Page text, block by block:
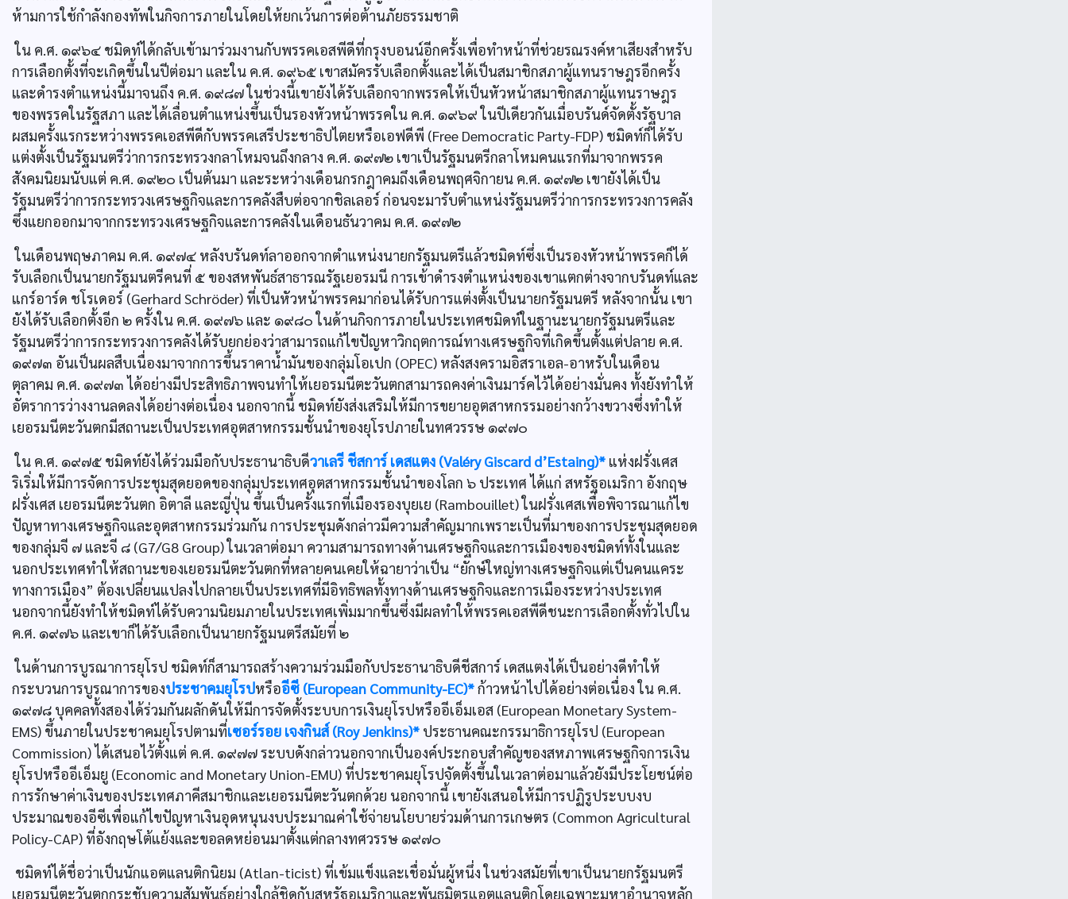
ห้ามการใช้กำลังกองทัพในกิจการภายในโดยให้ยกเว้นการต่อต้านภัยธรรมชาติ
ใน ค.ศ. ๑๙๖๔ ชมิดท์ได้กลับเข้ามาร่วมงานกับพรรคเอสพีดีที่กรุงบอนน์อีกครั้งเพื่อทำหน้าที่ช่วยรณรงค์หาเสียงสำหรับ
การเลือกตั้งที่จะเกิดขึ้นในปีต่อมา และใน ค.ศ. ๑๙๖๕ เขาสมัครรับเลือกตั้งและได้เป็นสมาชิกสภาผู้แทนราษฎรอีกครั้ง
และดำรงตำแหน่งนี้มาจนถึง ค.ศ. ๑๙๘๗ ในช่วงนี้เขายังได้รับเลือกจากพรรคให้เป็นหัวหน้าสมาชิกสภาผู้แทนราษฎร
ของพรรคในรัฐสภา และได้เลื่อนตำแหน่งขึ้นเป็นรองหัวหน้าพรรคใน ค.ศ. ๑๙๖๙ ในปีเดียวกันเมื่อบรันด์จัดตั้งรัฐบาล
ผสมครั้งแรกระหว่างพรรคเอสพีดีกับพรรคเสรีประชาธิปไตยหรือเอฟดีพี (Free Democratic Party-FDP) ชมิดท์ก็ได้รับ
แต่งตั้งเป็นรัฐมนตรีว่าการกระทรวงกลาโหมจนถึงกลาง ค.ศ. ๑๙๗๒ เขาเป็นรัฐมนตรีกลาโหมคนแรกที่มาจากพรรค
สังคมนิยมนับแต่ ค.ศ. ๑๙๒๐ เป็นต้นมา และระหว่างเดือนกรกฎาคมถึงเดือนพฤศจิกายน ค.ศ. ๑๙๗๒ เขายังได้เป็น
รัฐมนตรีว่าการกระทรวงเศรษฐกิจและการคลังสืบต่อจากชิลเลอร์ ก่อนจะมารับตำแหน่งรัฐมนตรีว่าการกระทรวงการคลัง
ซึ่งแยกออกมาจากกระทรวงเศรษฐกิจและการคลังในเดือนธันวาคม ค.ศ. ๑๙๗๒
ในเดือนพฤษภาคม ค.ศ. ๑๙๗๔ หลังบรันดท์ลาออกจากตำแหน่งนายกรัฐมนตรีแล้วชมิดท์ซึ่งเป็นรองหัวหน้าพรรคก็ได้
รับเลือกเป็นนายกรัฐมนตรีคนที่ ๕ ของสหพันธ์สาธารณรัฐเยอรมนี การเข้าดำรงตำแหน่งของเขาแตกต่างจากบรันดท์และ
แกร์อาร์ด ชโรเดอร์ (Gerhard Schröder) ที่เป็นหัวหน้าพรรคมาก่อนได้รับการแต่งตั้งเป็นนายกรัฐมนตรี หลังจากนั้น เขา
ยังได้รับเลือกตั้งอีก ๒ ครั้งใน ค.ศ. ๑๙๗๖ และ ๑๙๘๐ ในด้านกิจการภายในประเทศชมิดท์ในฐานะนายกรัฐมนตรีและ
รัฐมนตรีว่าการกระทรวงการคลังได้รับยกย่องว่าสามารถแก้ไขปัญหาวิกฤตการณ์ทางเศรษฐกิจที่เกิดขึ้นตั้งแต่ปลาย ค.ศ.
๑๙๗๓ อันเป็นผลสืบเนื่องมาจากการขึ้นราคานํ้ามันของกลุ่มโอเปก (OPEC) หลังสงครามอิสราเอล-อาหรับในเดือน
ตุลาคม ค.ศ. ๑๙๗๓ ได้อย่างมีประสิทธิภาพจนทำให้เยอรมนีตะวันตกสามารถคงค่าเงินมาร์คไว้ได้อย่างมั่นคง ทั้งยังทำให้
อัตราการว่างงานลดลงได้อย่างต่อเนื่อง นอกจากนี้ ชมิดท์ยังส่งเสริมให้มีการขยายอุตสาหกรรมอย่างกว้างขวางซึ่งทำให้
เยอรมนีตะวันตกมีสถานะเป็นประเทศอุตสาหกรรมชั้นนำของยุโรปภายในทศวรรษ ๑๙๗๐
ใน ค.ศ. ๑๙๗๕ ชมิดท์ยังได้ร่วมมือกับประธานาธิบดีวาเลรี ชีสการ์ เดสแตง (Valéry Giscard d’Estaing)* แห่งฝรั่งเศส
ริเริ่มให้มีการจัดการประชุมสุดยอดของกลุ่มประเทศอุตสาหกรรมชั้นนำของโลก ๖ ประเทศ ได้แก่ สหรัฐอเมริกา อังกฤษ
ฝรั่งเศส เยอรมนีตะวันตก อิตาลี และญี่ปุ่น ขึ้นเป็นครั้งแรกที่เมืองรองบุยเย (Rambouillet) ในฝรั่งเศสเพื่อพิจารณาแก้ไข
ปัญหาทางเศรษฐกิจและอุตสาหกรรมร่วมกัน การประชุมดังกล่าวมีความสำคัญมากเพราะเป็นที่มาของการประชุมสุดยอด
ของกลุ่มจี ๗ และจี ๘ (G7/G8 Group) ในเวลาต่อมา ความสามารถทางด้านเศรษฐกิจและการเมืองของชมิดท์ทั้งในและ
นอกประเทศทำให้สถานะของเยอรมนีตะวันตกที่หลายคนเคยให้ฉายาว่าเป็น “ยักษ์ใหญ่ทางเศรษฐกิจแต่เป็นคนแคระ
ทางการเมือง” ต้องเปลี่ยนแปลงไปกลายเป็นประเทศที่มีอิทธิพลทั้งทางด้านเศรษฐกิจและการเมืองระหว่างประเทศ
นอกจากนี้ยังทำให้ชมิดท์ได้รับความนิยมภายในประเทศเพิ่มมากขึ้นซึ่งมีผลทำให้พรรคเอสพีดีชนะการเลือกตั้งทั่วไปใน
ค.ศ. ๑๙๗๖ และเขาก็ได้รับเลือกเป็นนายกรัฐมนตรีสมัยที่ ๒
ในด้านการบูรณาการยุโรป ชมิดท์ก็สามารถสร้างความร่วมมือกับประธานาธิบดีชีสการ์ เดสแตงได้เป็นอย่างดีทำให้
กระบวนการบูรณาการของประชาคมยุโรปหรืออีซี (European Community-EC)*ก้าวหน้าไปได้อย่างต่อเนื่อง ใน ค.ศ.
๑๙๗๘ บุคคลทั้งสองได้ร่วมกันผลักดันให้มีการจัดตั้งระบบการเงินยุโรปหรืออีเอ็มเอส (European Monetary System-
EMS) ขึ้นภายในประชาคมยุโรปตามที่เซอร์รอย เจงกินส์ (Roy Jenkins)* ประธานคณะกรรมาธิการยุโรป (European
Commission) ได้เสนอไว้ตั้งแต่ ค.ศ. ๑๙๗๗ ระบบดังกล่าวนอกจากเป็นองค์ประกอบสำคัญของสหภาพเศรษฐกิจการเงิน
ยุโรปหรืออีเอ็มยู (Economic and Monetary Union-EMU) ที่ประชาคมยุโรปจัดตั้งขึ้นในเวลาต่อมาแล้วยังมีประโยชน์ต่อ
การรักษาค่าเงินของประเทศภาคีสมาชิกและเยอรมนีตะวันตกด้วย นอกจากนี้ เขายังเสนอให้มีการปฏิรูประบบงบ
ประมาณของอีซีเพื่อแก้ไขปัญหาเงินอุดหนุนงบประมาณค่าใช้จ่ายนโยบายร่วมด้านการเกษตร (Common Agricultural
Policy-CAP) ที่อังกฤษโต้แย้งและขอลดหย่อนมาตั้งแต่กลางทศวรรษ ๑๙๗๐
ชมิดท์ได้ชื่อว่าเป็นนักแอตแลนติกนิยม (Atlan-ticist) ที่เข้มแข็งและเชื่อมั่นผู้หนึ่ง ในช่วงสมัยที่เขาเป็นนายกรัฐมนตรี
เยอรมนีตะวันตกกระชับความสัมพันธ์อย่างใกล้ชิดกับสหรัฐอเมริกาและพันธมิตรแอตแลนติกโดยเฉพาะมหาอำนาจหลัก